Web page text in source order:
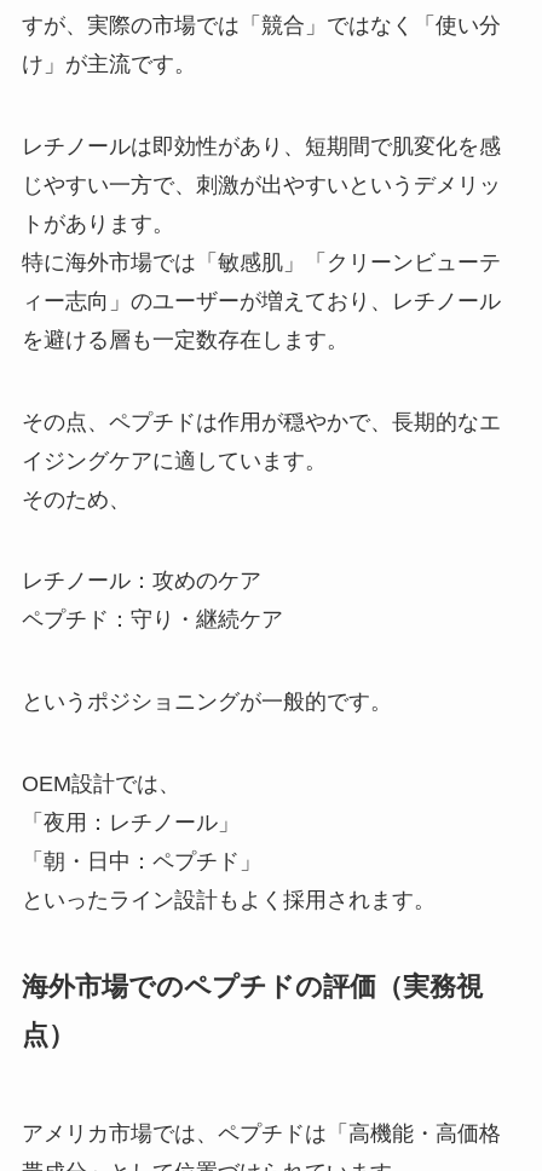
すが、実際の市場では「競合」ではなく「使い分
け」が主流です。
レチノールは即効性があり、短期間で肌変化を感
じやすい一方で、刺激が出やすいというデメリッ
トがあります。
特に海外市場では「敏感肌」「クリーンビューテ
ィー志向」のユーザーが増えており、レチノール
を避ける層も一定数存在します。
その点、ペプチドは作用が穏やかで、長期的なエ
イジングケアに適しています。
そのため、
レチノール：攻めのケア
ペプチド：守り・継続ケア
というポジショニングが一般的です。
OEM設計では、
「夜用：レチノール」
「朝・日中：ペプチド」
といったライン設計もよく採用されます。
海外市場でのペプチドの評価（実務視
点）
アメリカ市場では、ペプチドは「高機能・高価格